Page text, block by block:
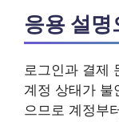
응용 설명
로그인과 결제
계정 상태가 불
으므로 계정부